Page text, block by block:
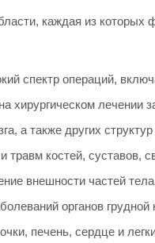
каждая из которых
спектр операций,
хирургическом лечении
а также других
травм костей, суставов,
внешности частей
органов
печень, сердце и